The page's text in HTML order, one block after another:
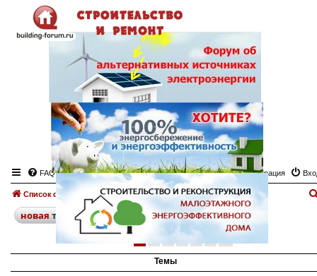
FAQ Регистрация
Список форумов Металлопрокат Доска объявлений "Металлопрокат"
новаятема поискрасширенный
Темы